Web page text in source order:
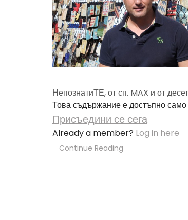
НепознатиТЕ, от сп. MAX и от
Това съдържание е достъпно
Присъедини се сега
Already a member? Log in here
Continue Reading